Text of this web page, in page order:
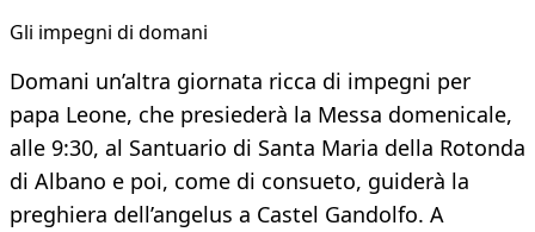
Gli impegni di domani
Domani un’altra giornata ricca di impegni per
papa Leone, che presiederà la Messa domenicale,
alle 9:30, al Santuario di Santa Maria della Rotonda
di Albano e poi, come di consueto, guiderà la
preghiera dell’angelus a Castel Gandolfo. A